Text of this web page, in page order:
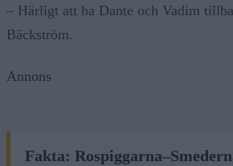
– Härligt att ha Dante och Vadim
Bäckström.
Annons
Fakta: